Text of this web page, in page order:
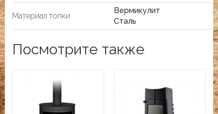
Материал топки
Вермикулит
Сталь
Посмотрите также